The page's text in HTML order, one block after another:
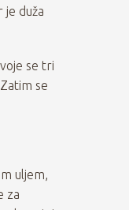
je duža
se tri
se
uljem,
za